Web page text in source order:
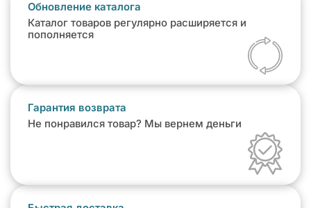
Обновление каталога
Каталог товаров регулярно расширяется и
пополняется
Гарантия возврата
Не понравился товар? Мы вернем деньги